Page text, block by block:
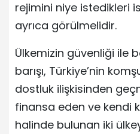
rejimini niye istedikleri
ayrıca görülmelidir.
Ülkemizin güvenliği ile
barışı, Türkiye’nin
dostluk ilişkisinden
finansa eden ve kendi
halinde bulunan iki